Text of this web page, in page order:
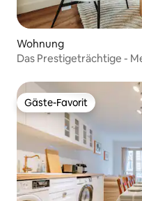
Wohnung
Das Prestigeträchtige -
Gäste-Favorit
Gäste-Favorit